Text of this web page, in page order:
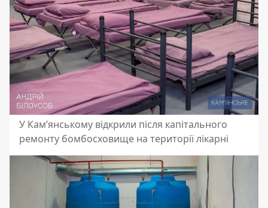
У Кам’янському відкрили після капітального
ремонту бомбосховище на території лікарні